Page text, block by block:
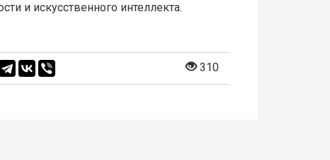
и искусственного интеллекта.
310